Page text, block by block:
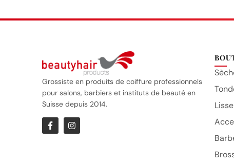
Grossiste en produits de coiffure professionnels
pour salons, barbiers et instituts de beauté en
Suisse depuis 2014.